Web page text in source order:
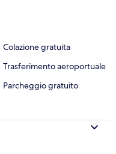
a
u
z
Colazione gratuita
Trasferimento aeroportuale
Parcheggio gratuito